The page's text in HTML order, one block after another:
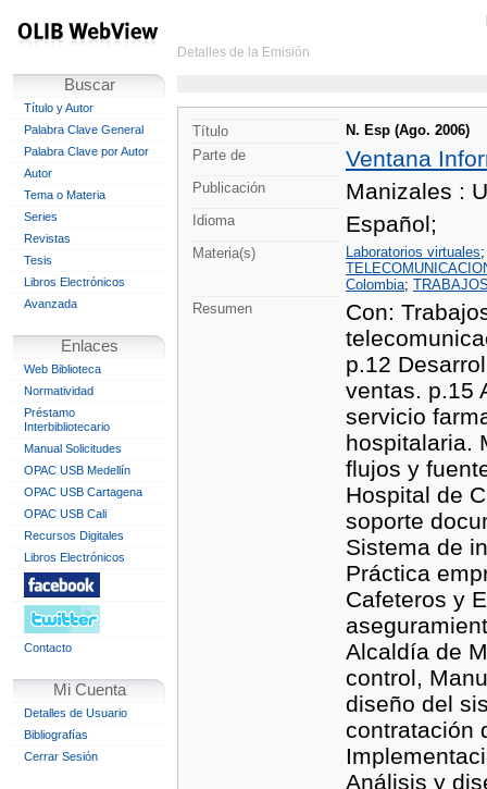
Buscar
Título y Autor
Palabra Clave General
Palabra Clave por Autor
Autor
Tema o Materia
Series
Revistas
Tesis
Libros Electrónicos
Avanzada
Enlaces
Web Biblioteca
Normatividad
Préstamo
Interbibliotecario
Manual Solicitudes
OPAC USB Medellín
OPAC USB Cartagena
OPAC USB Cali
Recursos Digitales
Libros Electrónicos
Contacto
Mi Cuenta
Detalles de Usuario
Bibliografías
Cerrar Sesión
Detalles de la Emisión
Título
N. Esp (Ago. 2006)
Parte de
Ventana
Publicación Manizales :
Idioma Español;
Materia(s) Laboratorios virtuales
Colombia;
Resumen
Con:
p.12
ventas. p.15
servicio
hospitalaria.
flujos y
Hospital de
soporte
Sistema de
Práctica
Cafeteros y
Alcaldía de
control,
diseño del
contratación
Análisis y